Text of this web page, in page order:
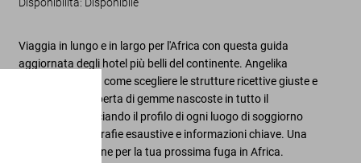
Viaggia in lungo e in largo per l'Africa con questa guida
aggiornata degli hotel più belli del continente. Angelika
Taschen sa bene come scegliere le strutture ricettive giuste e
ci porta alla scoperta di gemme nascoste in tutto il
continente, tracciando il profilo di ogni luogo di soggiorno
attraverso fotografie esaustive e informazioni chiave. Una
fonte di ispirazione per la tua prossima fuga in Africa.